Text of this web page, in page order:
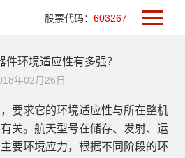
股票代码： 603267
件环境适应性有多强？
年02月26日
要求它的环境适应性与所在整机
关。航天型号在储存、发射、运
要环境应力，根据不同阶段的环